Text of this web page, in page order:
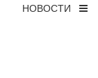
НОВОСТИ